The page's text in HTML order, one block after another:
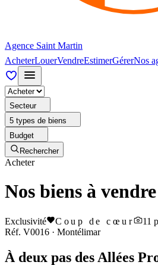
Agence Saint Martin
AcheterLouerVendreEstimerGérerNos
Secteur
5 types de biens
Budget
Rechercher
Acheter
Nos biens à vendre
Exclusivité Coup de cœur 11
Réf. V0016 · Montélimar
À deux pas des Allées